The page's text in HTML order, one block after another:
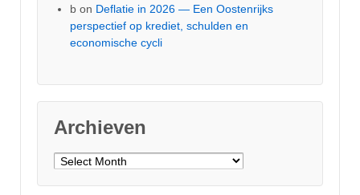
b on Deflatie in 2026 — Een Oostenrijks
perspectief op krediet, schulden en
economische cycli
Archieven
Archieven